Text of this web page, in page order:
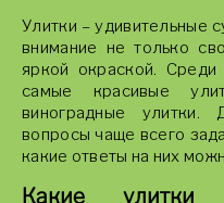
Улитки – удивительные
внимание не только
яркой окраской.
самые красивые
виноградные улитки.
вопросы чаще всего
какие ответы на них
Какие улитки